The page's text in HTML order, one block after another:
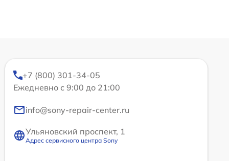
+7 (800) 301-34-05
Ежедневно с 9:00 до 21:00
info@sony-repair-center.ru
Ульяновский проспект, 1
Адрес сервисного центра Sony